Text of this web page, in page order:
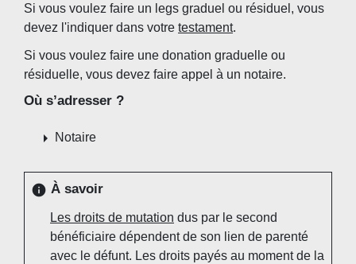
Si vous voulez faire un legs graduel ou résiduel, vous
devez l'indiquer dans votre testament.
Si vous voulez faire une donation graduelle ou
résiduelle, vous devez faire appel à un notaire.
Où s’adresser ?
arrow_right Notaire
info À savoir
Les droits de mutation dus par le second
bénéficiaire dépendent de son lien de parenté
avec le défunt. Les droits payés au moment de la